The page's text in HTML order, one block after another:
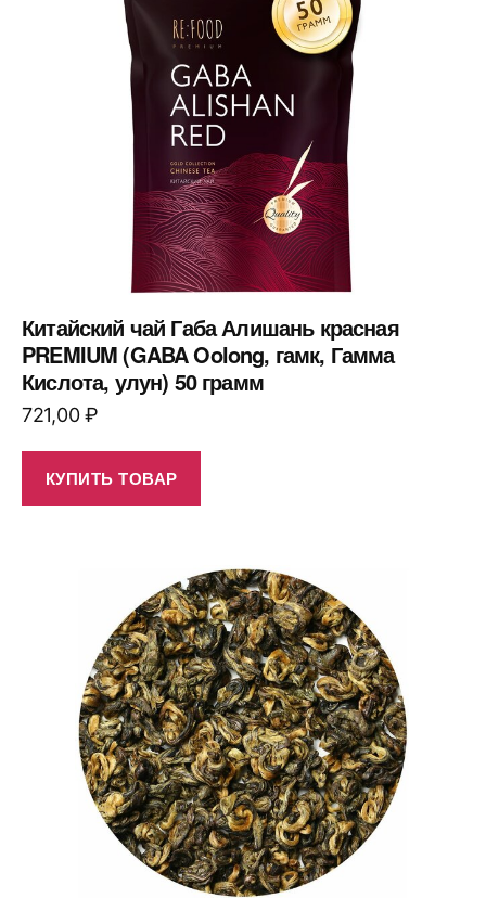
Китайский чай Габа Алишань красная
PREMIUM (GABA Oolong, гамк, Гамма
Кислота, улун) 50 грамм
721,00₽
КУПИТЬ ТОВАР